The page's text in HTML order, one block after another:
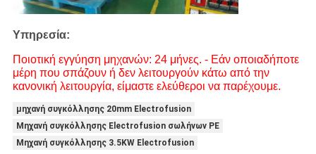
Υπηρεσία:
Ποιοτική εγγύηση μηχανών: 24 μήνες. - Εάν οποιαδήποτε
μέρη που σπάζουν ή δεν λειτουργούν κάτω από την
κανονική λειτουργία, είμαστε ελεύθεροι να παρέχουμε.
μηχανή συγκόλλησης 20mm Electrofusion
Μηχανή συγκόλλησης Electrofusion σωλήνων PE
Μηχανή συγκόλλησης 3.5KW Electrofusion